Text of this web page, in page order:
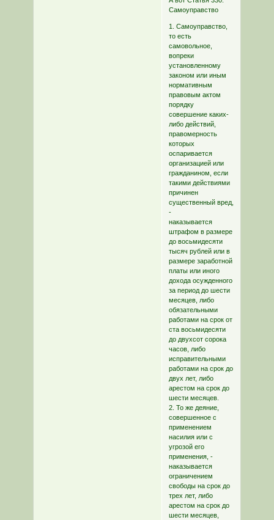
Самоуправство
1. Самоуправство,
то есть
самовольное,
вопреки
установленному
законом или иным
нормативным
правовым актом
порядку
совершение каких-
либо действий,
правомерность
которых
оспаривается
организацией или
гражданином, если
такими действиями
причинен
существенный вред,
-
наказывается
штрафом в размере
до восьмидесяти
тысяч рублей или в
размере заработной
платы или иного
дохода осужденного
за период до шести
месяцев, либо
обязательными
работами на срок от
ста восьмидесяти
до двухсот сорока
часов, либо
исправительными
работами на срок до
двух лет, либо
арестом на срок до
шести месяцев.
2. То же деяние,
совершенное с
применением
насилия или с
угрозой его
применения, -
наказывается
ограничением
свободы на срок до
трех лет, либо
арестом на срок до
шести месяцев,